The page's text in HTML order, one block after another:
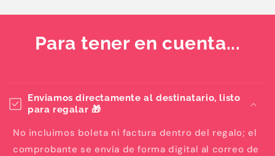
Para tener en cuenta...
Enviamos directamente al destinatario, listo
para regalar 🎁
No incluimos boleta ni factura dentro del regalo; el
comprobante se envía de forma digital al correo de